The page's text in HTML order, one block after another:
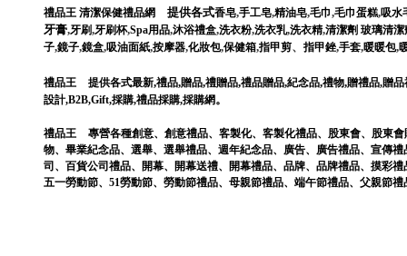
禮品王 清潔保健禮品網 提供各式香皂,手工皂,精油皂,毛巾,毛巾蛋糕,吸水
牙膏,牙刷,牙刷杯,Spa用品,沐浴禮盒,洗衣粉,洗衣乳,洗衣精,清潔劑 玻璃清潔
子,鏡子,鏡盒,吸油面紙,按摩器,化妝包,保健箱,指甲剪、 指甲銼,手套,暖暖包,
禮品王 提供各式最新,禮品,贈品,禮贈品,禮品贈品,紀念品,禮物,贈禮品,贈品
設計,B2B,Gift,採購,禮品採購,採購網。
禮品王 專營各種創意、 創意禮品、 客製化、 客製化禮品、 股東會、 股東會
物、 畢業紀念品、 選舉、 選舉禮品、 週年紀念品、 廣告、 廣告禮品、 宣傳禮
司 、 百貨公司禮品、 開幕、 開幕送禮、 開幕禮品、 品牌、 品牌禮品、 摸彩禮
五一勞動節、 51勞動節、 勞動節禮品、 母親節禮品、 端午節禮品、 父親節禮